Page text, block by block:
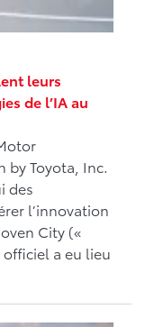
leurs
de l’IA au
by Toyota, Inc.
des
l’innovation
City («
a eu lieu